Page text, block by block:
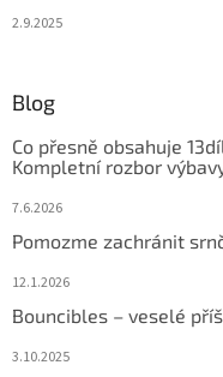
2.9.2025
Blog
Co přesně obsahuje
Kompletní rozbor
7.6.2026
Pomozme zachránit
12.1.2026
Bouncibles – veselé
3.10.2025